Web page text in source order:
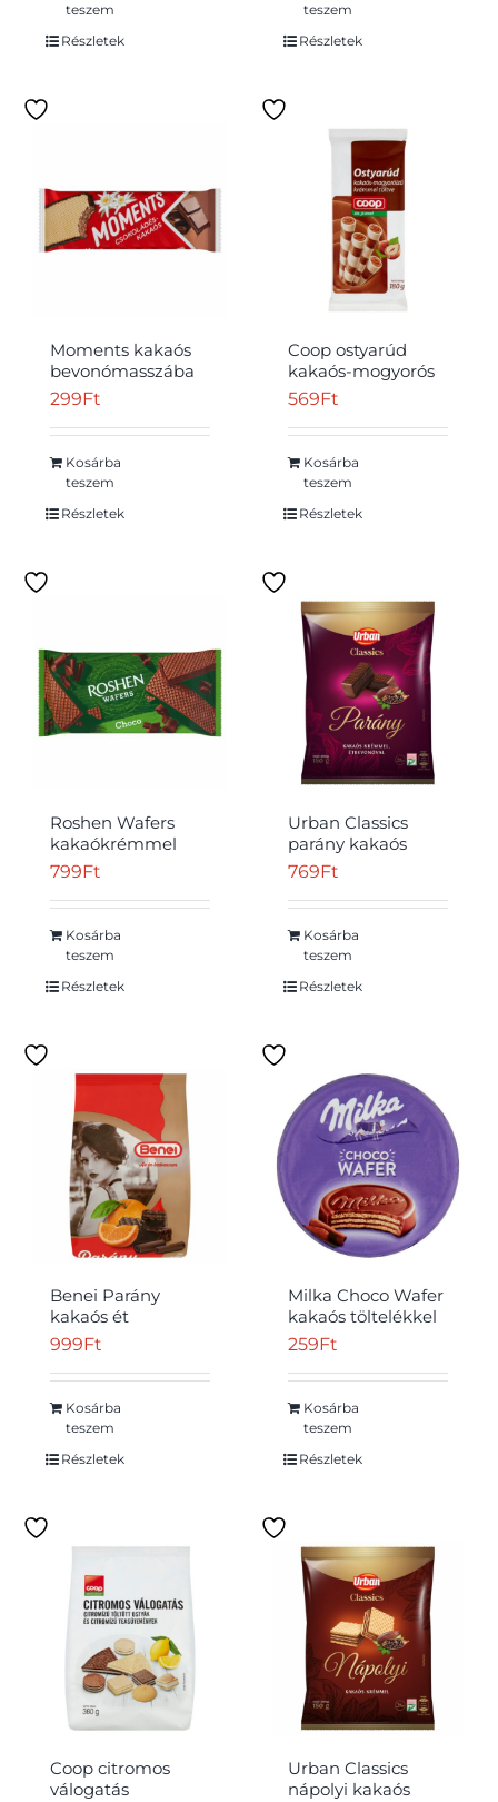
teszem
Részletek
teszem
Részletek
Moments kakaós
bevonómasszába
mártott, kakaós-
krémmel töltött
ostyaszelet 45 g
299Ft
Kosárba
teszem
Részletek
Coop ostyarúd
kakaós-mogyorós
ízű krémmel töltve
569Ft
Kosárba
teszem
Részletek
Roshen Wafers
kakaókrémmel
töltött ostya 216 g
799Ft
Kosárba
teszem
Részletek
Urban Classics
parány kakaós
krémmel,
769Ft
Kosárba
teszem
Részletek
Benei Parány
kakaós ét
bevonómasszával
ízű krémmel
töltött ostya 200 g
999Ft
Kosárba
teszem
Részletek
Milka Choco Wafer
kakaós töltelékkel
töltött, alpesi
bevont ostya 30 g
259Ft
Kosárba
teszem
Részletek
Coop citromos
válogatás
Urban Classics
nápolyi kakaós